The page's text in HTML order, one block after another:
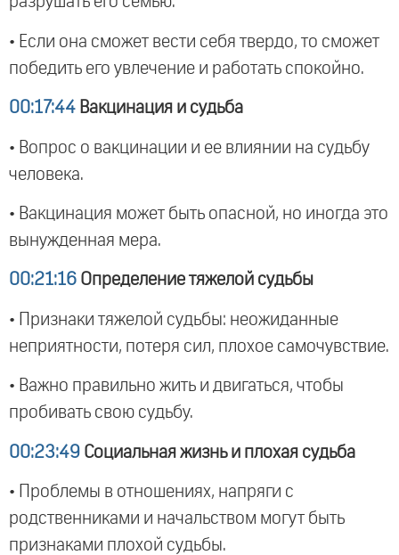
• Если она сможет вести себя твердо, то сможет
победить его увлечение и работать спокойно.
00:17:44 Вакцинация и судьба
• Вопрос о вакцинации и ее влиянии на судьбу
человека.
• Вакцинация может быть опасной, но иногда это
вынужденная мера.
00:21:16 Определение тяжелой судьбы
• Признаки тяжелой судьбы: неожиданные
неприятности, потеря сил, плохое самочувствие.
• Важно правильно жить и двигаться, чтобы
пробивать свою судьбу.
00:23:49 Социальная жизнь и плохая судьба
• Проблемы в отношениях, напряги с
родственниками и начальством могут быть
признаками плохой судьбы.